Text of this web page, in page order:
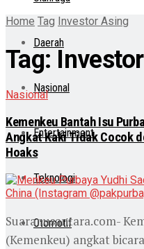
Daerah
Nasional
Entertainment
Teknologi
Otomotif
Home Tag Investor Asing
Tag:
Nasional
Kemenkeu Bantah Isu
Angkat Kaki Tidak Cocok
Hoaks
Suaranusantara.com-
(Kemenkeu) angkat